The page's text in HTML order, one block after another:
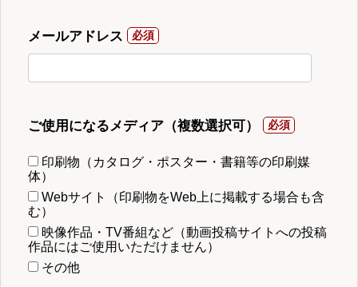
メールアドレス
ご使用になるメディア（複数選択可）
印刷物（カタログ・ポスター・書籍等の印刷媒
体）
Webサイト（印刷物をWeb上に掲載する場合も含
む）
映像作品・TV番組など（動画投稿サイトへの投稿
作品にはご使用いただけません）
その他